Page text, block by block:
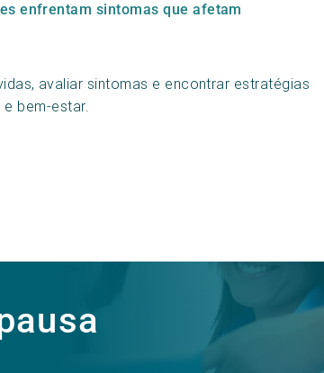
enfrentam sintomas que afetam
avaliar sintomas e encontrar estratégias
bem-estar.